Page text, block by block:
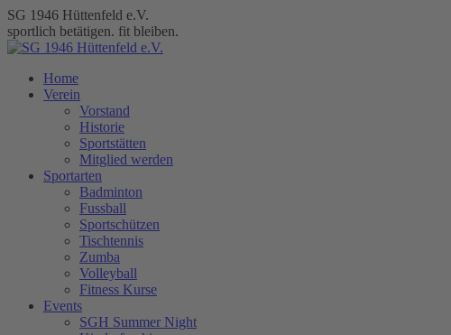
Zum
Inhalt
springen
SG 1946 Hüttenfeld e.V.
sportlich betätigen. fit bleiben.
Home
Verein
Vorstand
Historie
Sportstätten
Mitglied werden
Sportarten
Badminton
Fussball
Sportschützen
Tischtennis
Zumba
Volleyball
Fitness Kurse
Events
SGH Summer Night